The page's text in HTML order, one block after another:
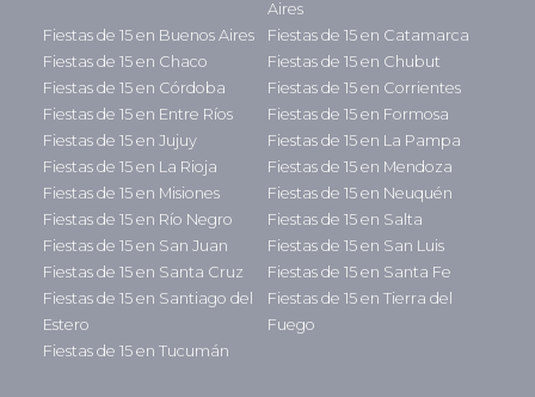
Aires
Fiestas de 15 en Buenos Aires
Fiestas de 15 en Catamarca
Fiestas de 15 en Chaco
Fiestas de 15 en Chubut
Fiestas de 15 en Córdoba
Fiestas de 15 en Corrientes
Fiestas de 15 en Entre Ríos
Fiestas de 15 en Formosa
Fiestas de 15 en Jujuy
Fiestas de 15 en La Pampa
Fiestas de 15 en La Rioja
Fiestas de 15 en Mendoza
Fiestas de 15 en Misiones
Fiestas de 15 en Neuquén
Fiestas de 15 en Río Negro
Fiestas de 15 en Salta
Fiestas de 15 en San Juan
Fiestas de 15 en San Luis
Fiestas de 15 en Santa Cruz
Fiestas de 15 en Santa Fe
Fiestas de 15 en Santiago del
Estero
Fiestas de 15 en Tierra del
Fuego
Fiestas de 15 en Tucumán